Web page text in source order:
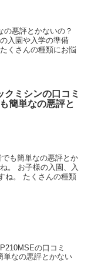
の悪評とかないの？
入園や入学の準備
くさんの種類にお悩
クミシンの口コミ
簡単なの悪評と
も簡単なの悪評とか
。 お子様の入園、入
ね。 たくさんの種類
の口コミ
単なの悪評とかない